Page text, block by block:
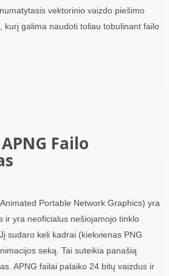
vektorinio vaizdo piešimo
kurį galima naudoti toliau tobulinant failo
Failo
Portable Network Graphics) yra
ir yra neoficialus nešiojamojo tinklo
sudaro keli kadrai (kiekvienas PNG
seką. Tai suteikia panašią
APNG failai palaiko 24 bitų vaizdus ir